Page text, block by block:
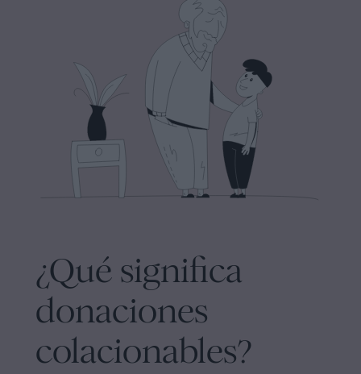
Manifiesto
Enlaces
Notariales
Interés
sociedades
Tramitar
una
herencia
¿Se
puede
firmar
hipoteca
sin
¿Qué significa
donaciones
colacionables?